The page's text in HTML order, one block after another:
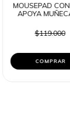
MOUSEPAD
APOYA
$119.000
COMPRAR